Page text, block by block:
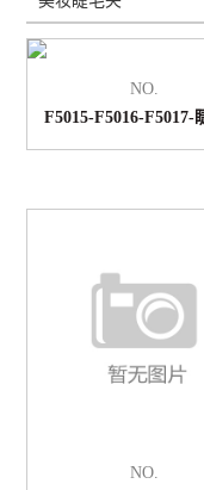
NO.
F5015-F5016-F5017-
NO.